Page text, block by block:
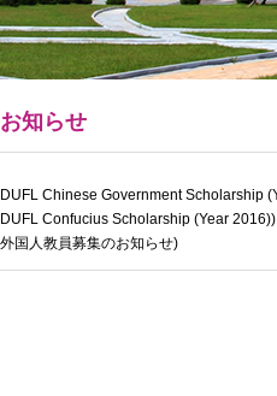
お知らせ
DUFL Confucius Scholarship (Year 2016))
外国人教員募集のお知らせ)